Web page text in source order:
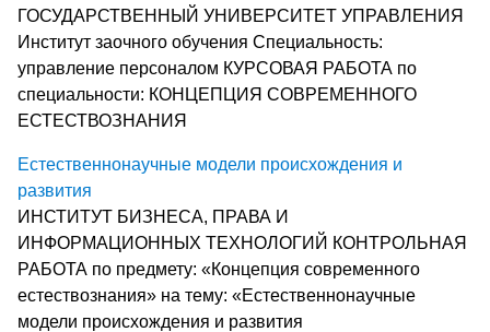
ГОСУДАРСТВЕННЫЙ УНИВЕРСИТЕТ УПРАВЛЕНИЯ
Институт заочного обучения Специальность:
управление персоналом КУРСОВАЯ РАБОТА по
специальности: КОНЦЕПЦИЯ СОВРЕМЕННОГО
ЕСТЕСТВОЗНАНИЯ
Естественнонаучные модели происхождения и
развития
ИНСТИТУТ БИЗНЕСА, ПРАВА И
ИНФОРМАЦИОННЫХ ТЕХНОЛОГИЙ КОНТРОЛЬНАЯ
РАБОТА по предмету: «Концепция современного
естествознания» на тему: «Естественнонаучные
модели происхождения и развития